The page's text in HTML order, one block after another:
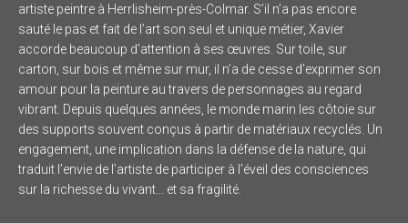
artiste peintre à Herrlisheim-près-Colmar. S’il n’a pas encore
sauté le pas et fait de l’art son seul et unique métier, Xavier
accorde beaucoup d’attention à ses œuvres. Sur toile, sur
carton, sur bois et même sur mur, il n’a de cesse d’exprimer son
amour pour la peinture au travers de personnages au regard
vibrant. Depuis quelques années, le monde marin les côtoie sur
des supports souvent conçus à partir de matériaux recyclés. Un
engagement, une implication dans la défense de la nature, qui
traduit l’envie de l’artiste de participer à l’éveil des consciences
sur la richesse du vivant… et sa fragilité.